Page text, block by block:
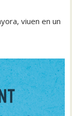
viuen en un